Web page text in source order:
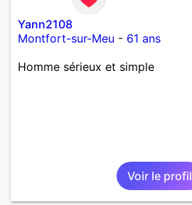
Yann2108
Montfort-sur-Meu - 61 ans
Homme sérieux et simple
Voir le profil